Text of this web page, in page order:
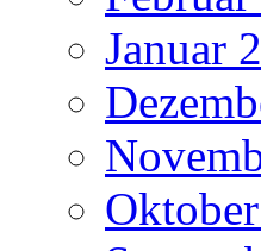
Januar